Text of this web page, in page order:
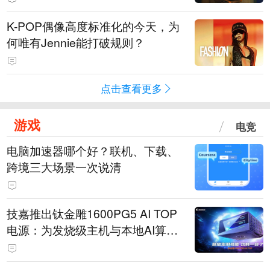
K-POP偶像高度标准化的今天，为
何唯有Jennie能打破规则？
点击查看更多
游戏 电竞
电脑加速器哪个好？联机、下载、
跨境三大场景一次说清
技嘉推出钛金雕1600PG5 AI TOP
电源：为发烧级主机与本地AI算力
打造旗舰供电方案